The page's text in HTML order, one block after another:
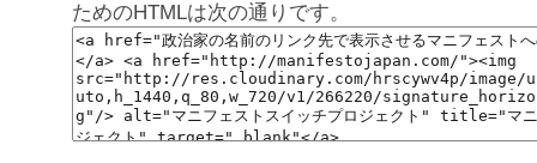
ためのHTMLは次の通りです。